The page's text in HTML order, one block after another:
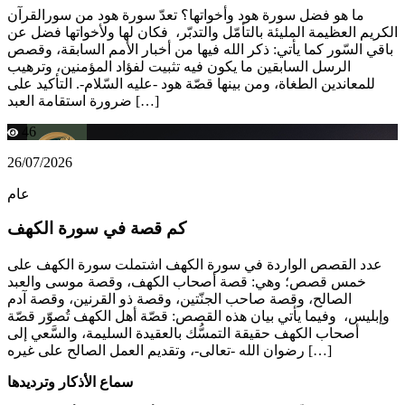
ما هو فضل سورة هود وأخواتها؟ تعدّ سورة هود من سورالقرآن
الكريم العظيمة المليئة بالتأمّل والتدبّر، فكان لها ولأخواتها فضل عن
باقي السّور كما يأتي: ذكر الله فيها من أخبار الأمم السابقة، وقصص
الرسل السابقين ما يكون فيه تثبيت لفؤاد المؤمنين، وترهيب
للمعاندين الطغاة، ومن بينها قصّة هود -عليه السّلام-. التأكيد على
ضرورة استقامة العبد […]
46
26/07/2026
عام
كم قصة في سورة الكهف
عدد القصص الواردة في سورة الكهف اشتملت سورة الكهف على
خمس قصص؛ وهي: قصة أصحاب الكهف، وقصة موسى والعبد
الصالح، وقصة صاحب الجنّتين، وقصة ذو القرنين، وقصة آدم
وإبليس، وفيما يأتي بيان هذه القصص: قصّة أهل الكهف تُصوّر قصّة
أصحاب الكهف حقيقة التمسُّك بالعقيدة السليمة، والسَّعي إلى
رضوان الله -تعالى-، وتقديم العمل الصالح على غيره […]
سماع الأذكار وترديدها